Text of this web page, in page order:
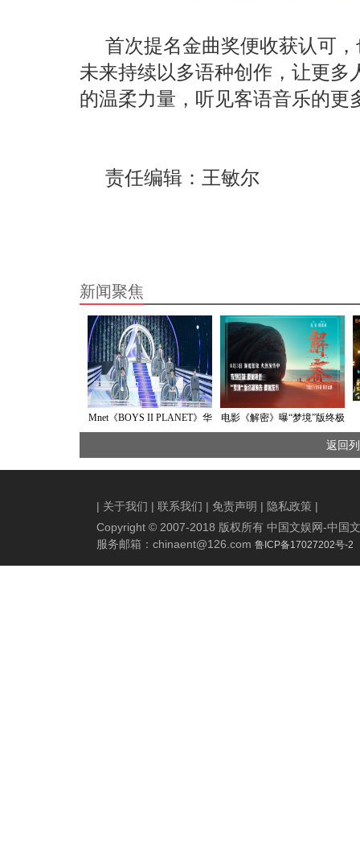
首次提名金曲奖便收获认可
未来持续以多语种创作，让更多
的温柔力量，听见客语音乐的更
责任编辑：王敏尔
新闻聚焦
Mnet《BOYS II PLANET》华
式诞生
电影《解密》曝“梦境”版终极
预告和终极海报 十场梦境交
叠顶级视效震撼
返回
| 关于我们 | 联系我们 | 免责声明 | 隐私政策 |
Copyright © 2007-2018 版权所有 中国文娱网-中国
服务邮箱： chinaent@126.com 鲁ICP备17027202号-2